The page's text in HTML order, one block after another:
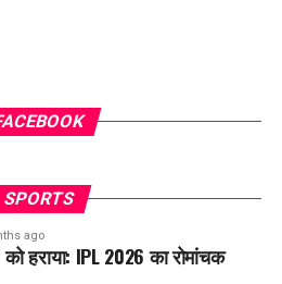
SPORTS
ago
को हराया: IPL 2026 का रोमांचक